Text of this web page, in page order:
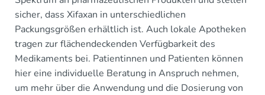
sicher, dass Xifaxan in unterschiedlichen
Packungsgrößen erhältlich ist. Auch lokale Apotheken
tragen zur flächendeckenden Verfügbarkeit des
Medikaments bei. Patientinnen und Patienten können
hier eine individuelle Beratung in Anspruch nehmen,
um mehr über die Anwendung und die Dosierung von